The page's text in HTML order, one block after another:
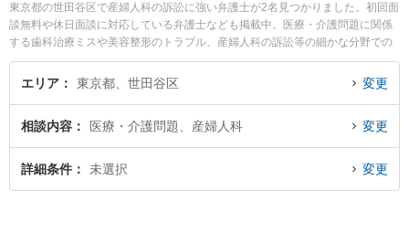
東京都の世田谷区で産婦人科の訴訟に強い弁護士が2名見つかりました。初回面
談無料や休日面談に対応している弁護士なども掲載中。医療・介護問題に関係
する歯科治療ミスや美容整形のトラブル、産婦人科の訴訟等の細かな分野での
絞り込み検索もでき便利です。特に世田谷国際法律事務所の佐藤 聖也弁護士や
亀甲法律事務所の林 恵子弁護士のプロフィール情報や弁護士費用、強みなどが
豊富な近くの弁護士を検索したい』『初回相談無料で産婦人科の訴訟を法律相
談できる世田谷区内の弁護士に相談予約したい』などでお困りの相談者さんに
おすすめです。
エリア 東京都、世田谷区 変更
相談内容 医療・介護問題、産婦人科 変更
詳細条件 未選択 変更